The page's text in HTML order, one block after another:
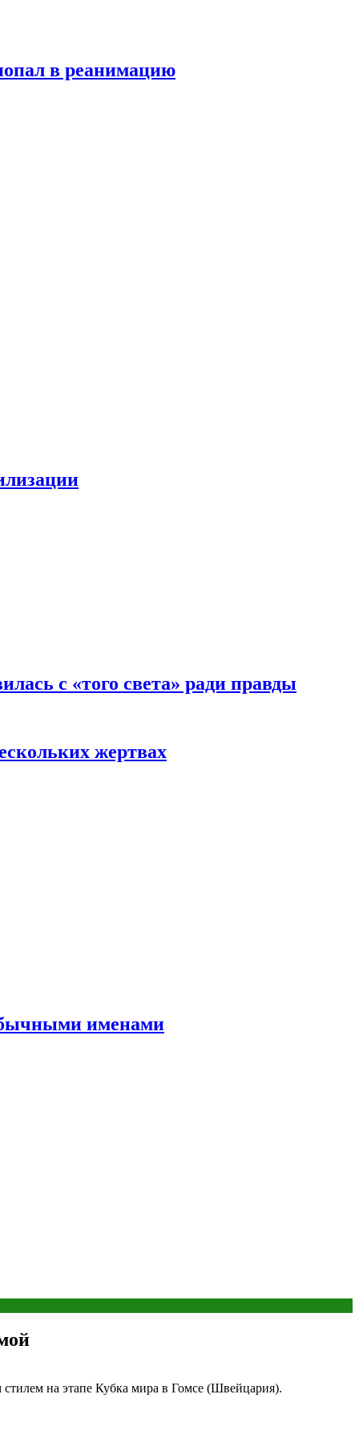
в реанимацию
с «того света» ради правды
жертвах
именами
на этапе Кубка мира в Гомсе (Швейцария).